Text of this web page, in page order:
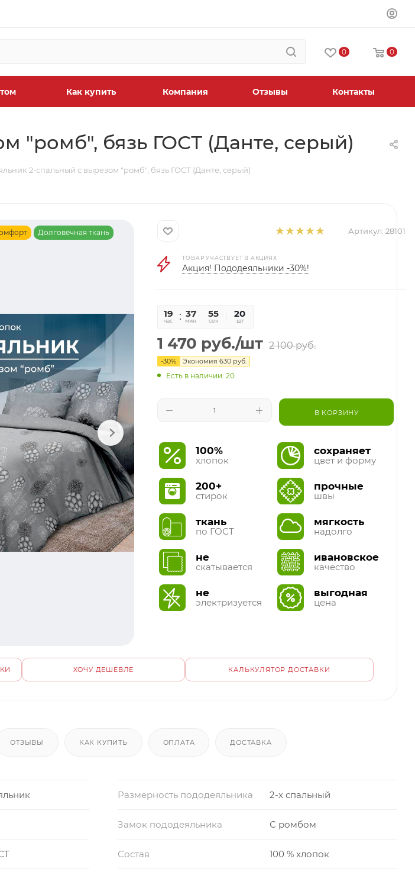
0 0
Как купить Компания Отзывы Контакты
"ромб", бязь ГОСТ (Данте, серый)
2-спальный с вырезом "ромб", бязь ГОСТ (Данте, серый)
Долговечная ткань Артикул: 28101
ТОВАР УЧАСТВУЕТ В АКЦИЯХ
Акция! Пододеяльники -30%!
19
час
37
мин
54
сек
20
шт
1 470 руб./шт 2 100руб.
-30% Экономия630 руб.
Есть в наличии: 20
В КОРЗИНУ
100%
хлопок
200+
стирок
ткань
по ГОСТ
не
скатывается
не
электризуется
сохраняет
цвет и форму
прочные
швы
мягкость
надолго
ивановское
качество
выгодная
цена
ХОЧУ ДЕШЕВЛЕ КАЛЬКУЛЯТОР ДОСТАВКИ
ОТЗЫВЫ КАК КУПИТЬ ОПЛАТА ДОСТАВКА
Размерность пододеяльника 2-х спальный
Замок пододеяльника С ромбом
Состав 100 % хлопок